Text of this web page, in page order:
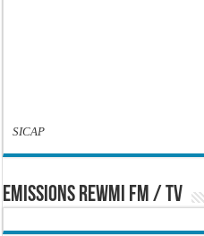
SICAP
EMISSIONS REWMI FM / TV